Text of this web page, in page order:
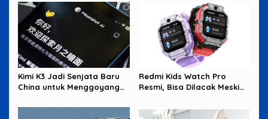
Kimi K3 Jadi Senjata Baru
China untuk Menggoyang
Redmi Kids Watch Pro
Resmi, Bisa Dilacak Meski